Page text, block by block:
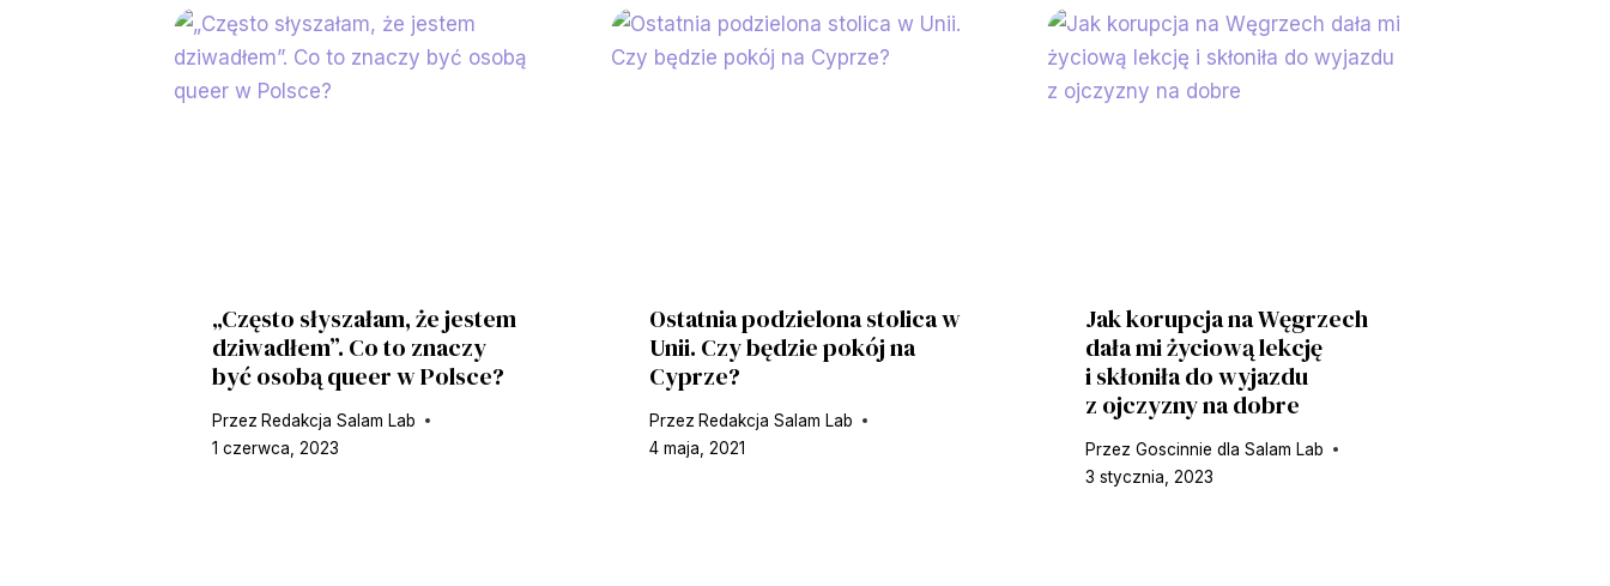
„Często słyszałam, że jestem
dziwadłem”. Co to znaczy
być osobą queer w Polsce?
Przez Redakcja Salam Lab
1 czerwca, 2023
Ostatnia podzielona stolica w
Unii. Czy będzie pokój na
Cyprze?
Przez Redakcja Salam Lab
4 maja, 2021
Jak korupcja na Węgrzech
dała mi życiową lekcję
i skłoniła do wyjazdu
z ojczyzny na dobre
Przez Goscinnie dla Salam Lab
3 stycznia, 2023